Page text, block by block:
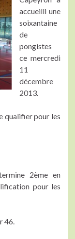
accueilli une
soixantaine
de
pongistes
ce mercredi
11
décembre
2013.
qualifier pour les
2ème en
pour les
46.